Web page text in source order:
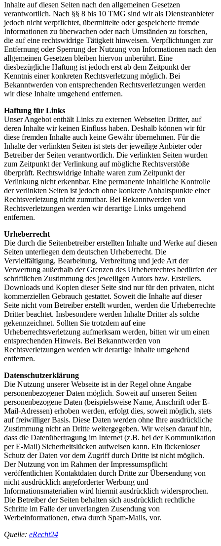
Inhalte auf diesen Seiten nach den allgemeinen Gesetzen
verantwortlich. Nach §§ 8 bis 10 TMG sind wir als Diensteanbieter
jedoch nicht verpflichtet, übermittelte oder gespeicherte fremde
Informationen zu überwachen oder nach Umständen zu forschen,
die auf eine rechtswidrige Tätigkeit hinweisen. Verpflichtungen zur
Entfernung oder Sperrung der Nutzung von Informationen nach den
allgemeinen Gesetzen bleiben hiervon unberührt. Eine
diesbezügliche Haftung ist jedoch erst ab dem Zeitpunkt der
Kenntnis einer konkreten Rechtsverletzung möglich. Bei
Bekanntwerden von entsprechenden Rechtsverletzungen werden
wir diese Inhalte umgehend entfernen.
Haftung für Links
Unser Angebot enthält Links zu externen Webseiten Dritter, auf
deren Inhalte wir keinen Einfluss haben. Deshalb können wir für
diese fremden Inhalte auch keine Gewähr übernehmen. Für die
Inhalte der verlinkten Seiten ist stets der jeweilige Anbieter oder
Betreiber der Seiten verantwortlich. Die verlinkten Seiten wurden
zum Zeitpunkt der Verlinkung auf mögliche Rechtsverstöße
überprüft. Rechtswidrige Inhalte waren zum Zeitpunkt der
Verlinkung nicht erkennbar. Eine permanente inhaltliche Kontrolle
der verlinkten Seiten ist jedoch ohne konkrete Anhaltspunkte einer
Rechtsverletzung nicht zumutbar. Bei Bekanntwerden von
Rechtsverletzungen werden wir derartige Links umgehend
entfernen.
Urheberrecht
Die durch die Seitenbetreiber erstellten Inhalte und Werke auf diesen
Seiten unterliegen dem deutschen Urheberrecht. Die
Vervielfältigung, Bearbeitung, Verbreitung und jede Art der
Verwertung außerhalb der Grenzen des Urheberrechtes bedürfen der
schriftlichen Zustimmung des jeweiligen Autors bzw. Erstellers.
Downloads und Kopien dieser Seite sind nur für den privaten, nicht
kommerziellen Gebrauch gestattet. Soweit die Inhalte auf dieser
Seite nicht vom Betreiber erstellt wurden, werden die Urheberrechte
Dritter beachtet. Insbesondere werden Inhalte Dritter als solche
gekennzeichnet. Sollten Sie trotzdem auf eine
Urheberrechtsverletzung aufmerksam werden, bitten wir um einen
entsprechenden Hinweis. Bei Bekanntwerden von
Rechtsverletzungen werden wir derartige Inhalte umgehend
entfernen.
Datenschutzerklärung
Die Nutzung unserer Webseite ist in der Regel ohne Angabe
personenbezogener Daten möglich. Soweit auf unseren Seiten
personenbezogene Daten (beispielsweise Name, Anschrift oder E-
Mail-Adressen) erhoben werden, erfolgt dies, soweit möglich, stets
auf freiwilliger Basis. Diese Daten werden ohne Ihre ausdrückliche
Zustimmung nicht an Dritte weitergegeben. Wir weisen darauf hin,
dass die Datenübertragung im Internet (z.B. bei der Kommunikation
per E-Mail) Sicherheitslücken aufweisen kann. Ein lückenloser
Schutz der Daten vor dem Zugriff durch Dritte ist nicht möglich.
Der Nutzung von im Rahmen der Impressumspflicht
veröffentlichten Kontaktdaten durch Dritte zur Übersendung von
nicht ausdrücklich angeforderter Werbung und
Informationsmaterialien wird hiermit ausdrücklich widersprochen.
Die Betreiber der Seiten behalten sich ausdrücklich rechtliche
Schritte im Falle der unverlangten Zusendung von
Werbeinformationen, etwa durch Spam-Mails, vor.
Quelle: eRecht24